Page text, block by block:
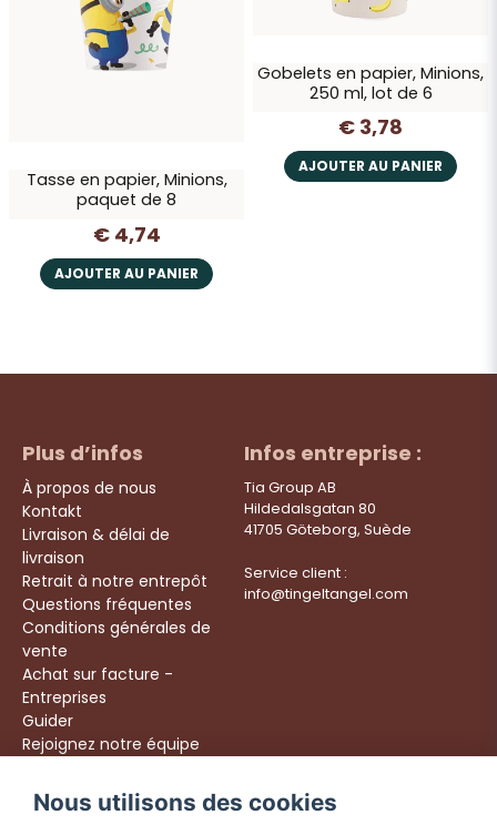
Tasse en papier, Minions,
paquet de 8
€ 4,74
AJOUTER AU PANIER
Gobelets en papier, Minions,
250 ml, lot de 6
€ 3,78
AJOUTER AU PANIER
Plus d’infos
À propos de nous
Kontakt
Livraison & délai de
livraison
Retrait à notre entrepôt
Questions fréquentes
Conditions générales de
vente
Achat sur facture -
Entreprises
Guider
Rejoignez notre équipe
Infos entreprise :
Tia Group AB
Hildedalsgatan 80
41705 Göteborg, Suède
Service client :
info@tingeltangel.com
Följ oss:
Livraison rapide
Nous utilisons des cookies